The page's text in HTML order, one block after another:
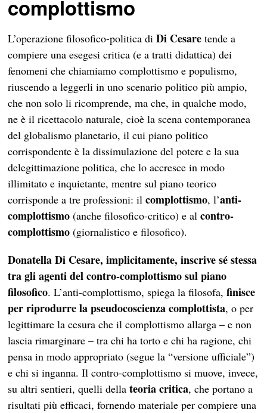
complottismo
L’operazione filosofico-politica diDi Cesare tende a
compiere una esegesi critica (e a tratti didattica) dei
fenomeni che chiamiamo complottismo e populismo,
riuscendo a leggerli in uno scenario politico più ampio,
che non solo li ricomprende, ma che, in qualche modo,
ne è il ricettacolo naturale, cioè la scena contemporanea
del globalismo planetario, il cui piano politico
corrispondente è la dissimulazione del potere e la sua
delegittimazione politica, che lo accresce in modo
illimitato e inquietante, mentre sul piano teorico
corrisponde a tre professioni: ilcomplottismo, l’anti-
complottismo (anche filosofico-critico) e alcontro-
complottismo (giornalistico e filosofico).
Donatella Di Cesare, implicitamente, inscrive sé stessa
tra gli agenti del contro-complottismo sul piano
filosofico. L’anti-complottismo, spiega la filosofa,finisce
per riprodurre la pseudocoscienza complottista, o per
legittimare la cesura che il complottismo allarga – e non
lascia rimarginare – tra chi ha torto e chi ha ragione, chi
pensa in modo appropriato (segue la “versione ufficiale”)
e chi si inganna. Il contro-complottismo si muove, invece,
su altri sentieri, quelli dellateoria critica, che portano a
risultati più efficaci, fornendo materiale per compiere una